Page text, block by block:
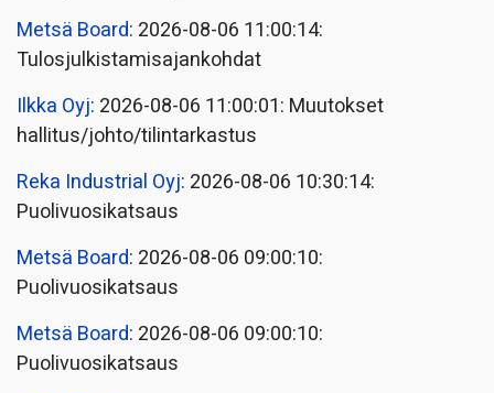
Metsä Board: 2026-08-06 11:00:14:
Tulosjulkistamisajankohdat
Ilkka Oyj: 2026-08-06 11:00:01: Muutokset
hallitus/johto/tilintarkastus
Reka Industrial Oyj: 2026-08-06 10:30:14:
Puolivuosikatsaus
Metsä Board: 2026-08-06 09:00:10:
Puolivuosikatsaus
Metsä Board: 2026-08-06 09:00:10:
Puolivuosikatsaus